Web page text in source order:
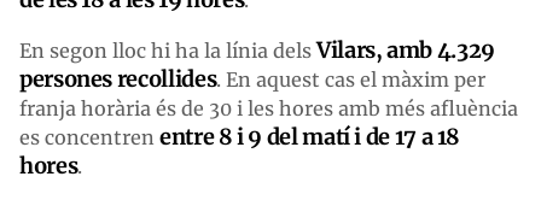
En segon lloc hi ha la línia delsVilars, amb 4.329
persones recollides. En aquest cas el màxim per
franja horària és de 30 i les hores amb més afluència
es concentren entre 8 i 9 del matí i de 17 a 18
hores.